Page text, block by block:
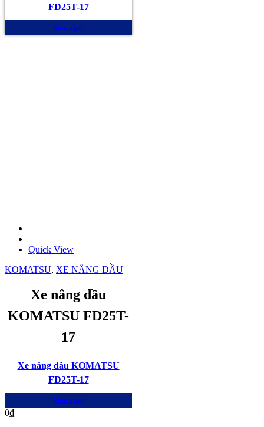
FD25T-17
Mua ngay
Quick View
KOMATSU, XE NÂNG DẦU
Xe nâng dầu
KOMATSU FD25T-
17
Xe nâng dầu KOMATSU
FD25T-17
Mua ngay
0₫